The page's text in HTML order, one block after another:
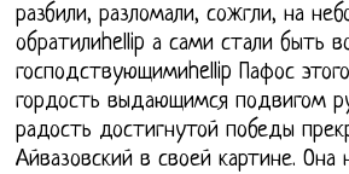
разбили, разломали, сожгли, на
обратилиhellip а сами стали быть
господствующимиhellip Пафос
гордость выдающимся подвигом
радость достигнутой победы
Айвазовский в своей картине. Она